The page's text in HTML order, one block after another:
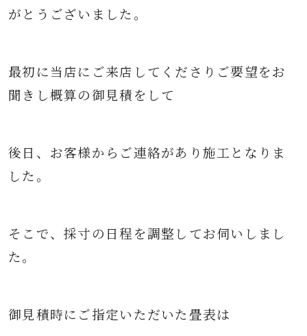
がとうございました。
最初に当店にご来店してくださりご要望をお
聞きし概算の御見積をして
後日、お客様からご連絡があり施工となりま
した。
そこで、採寸の日程を調整してお伺いしまし
た。
御見積時にご指定いただいた畳表は